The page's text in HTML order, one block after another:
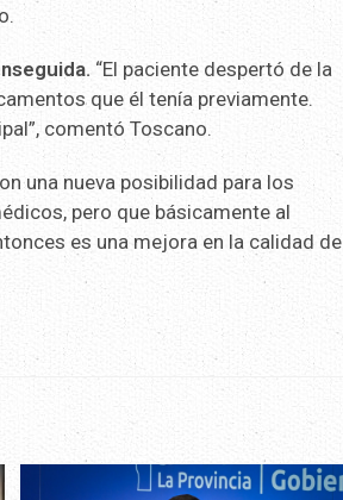
“El paciente despertó de la
que él tenía previamente.
comentó Toscano.
una nueva posibilidad para los
pero que básicamente al
es una mejora en la calidad de